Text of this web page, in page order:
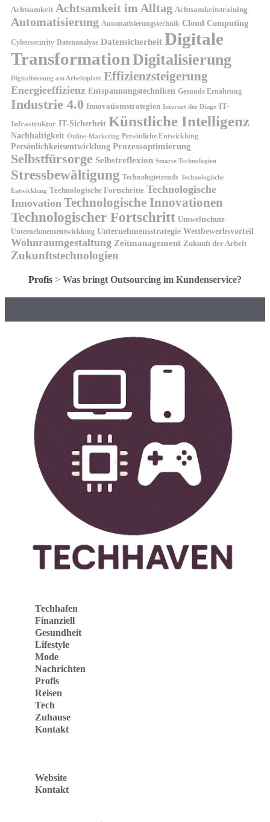
Achtsamkeit Achtsamkeit im Alltag Achtsamkeitstraining
Automatisierung Automatisierungstechnik Cloud Computing
Cybersecurity Datenanalyse Datensicherheit Digitale
TransformationDigitalisierung
Digitalisierung am Arbeitsplatz Effizienzsteigerung
Energieeffizienz Entspannungstechniken Gesunde Ernährung
Industrie 4.0 Innovationsstrategien Internet der Dinge IT-
Infrastruktur IT-Sicherheit Künstliche Intelligenz
Nachhaltigkeit Online-Marketing Persönliche Entwicklung
Persönlichkeitsentwicklung Prozessoptimierung
Selbstfürsorge Selbstreflexion Smarte Technologien
Stressbewältigung Technologietrends Technologische
Entwicklung Technologische Fortschritte Technologische
Innovation Technologische Innovationen
Technologischer Fortschritt Umweltschutz
Unternehmensentwicklung Unternehmensstrategie Wettbewerbsvorteil
Wohnraumgestaltung Zeitmanagement Zukunft der Arbeit
Zukunftstechnologien
Profis > Was bringt Outsourcing im Kundenservice?
Techhafen
Finanziell
Gesundheit
Lifestyle
Mode
Nachrichten
Profis
Reisen
Tech
Zuhause
Kontakt
Website
Kontakt